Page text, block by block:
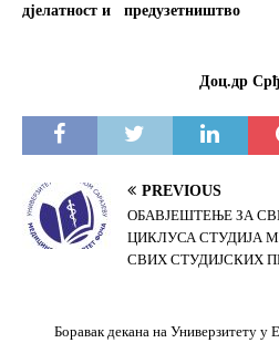
дјелатност и предузетништво
Доц.др
PREVIOUS
OБАВЈЕШТЕЊЕ ЗА
ЦИКЛУСА СТУДИЈА
СВИХ СТУДИЈСКИХ
Боравак декана на Универзитету у